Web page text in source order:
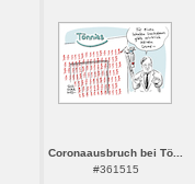
Coronaausbruch bei Tö...
#361515